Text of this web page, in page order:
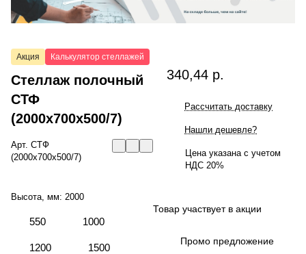
Акция Калькулятор стеллажей
Стеллаж полочный
СТФ
(2000x700x500/7)
Арт. СТФ
(2000x700x500/7)
Высота, мм: 2000
550 1000
1200 1500
340,44 р.
Рассчитать доставку
Нашли дешевле?
Цена указана с учетом
НДС 20%
Товар участвует в акции
Промо предложение